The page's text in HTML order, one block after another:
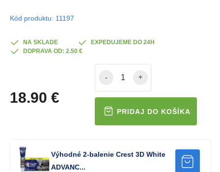
Kód produktu: 11197
NA SKLADE
EXPEDUJEME DO 24H
DOPRAVA OD: 2.50 €
18.90 €
- +
Výhodné 2-balenie Crest 3D White
ADVANC...